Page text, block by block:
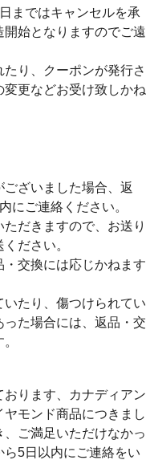
まではキャンセルを承
始となりますのでご遠
り、クーポンが発行さ
更などお受け致しかね
ざいました場合、返
にご連絡ください。
だきますので、お送り
ださい。
交換には応じかねます
たり、傷つけられてい
た場合には、返品・交
ります、カナディアン
モンド商品につきまし
ご満足いただけなかっ
ら5日以内にご連絡をい